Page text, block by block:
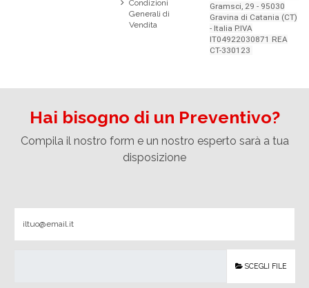
Condizioni
Generali di
Vendita
Gramsci, 29 - 95030
Gravina di Catania (CT)
- Italia P.IVA
IT04922030871 REA
CT-330123
Hai bisogno di un Preventivo?
Compila il nostro form e un nostro esperto sarà a tua
disposizione
SCEGLI FILE